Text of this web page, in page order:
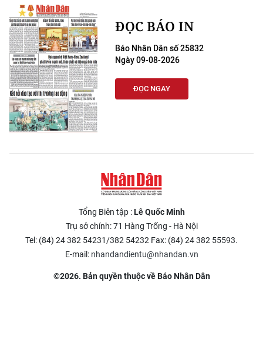
ĐỌC BÁO IN
Báo Nhân Dân số 25832
Ngày 09-08-2026
ĐỌC NGAY
Tổng Biên tập :Lê Quốc Minh
Trụ sở chính: 71 Hàng Trống - Hà Nội
Tel: (84) 24 382 54231/382 54232 Fax: (84) 24 382 55593.
E-mail: nhandandientu@nhandan.vn
©2026. Bản quyền thuộc về Báo Nhân Dân